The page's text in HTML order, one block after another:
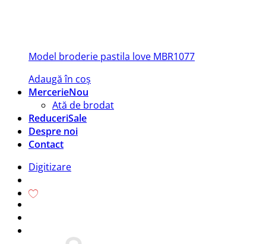
Model broderie pastila love MBR1077
Adaugă în coș
Mercerie
Ată de brodat
Reduceri
Despre noi
Contact
Digitizare